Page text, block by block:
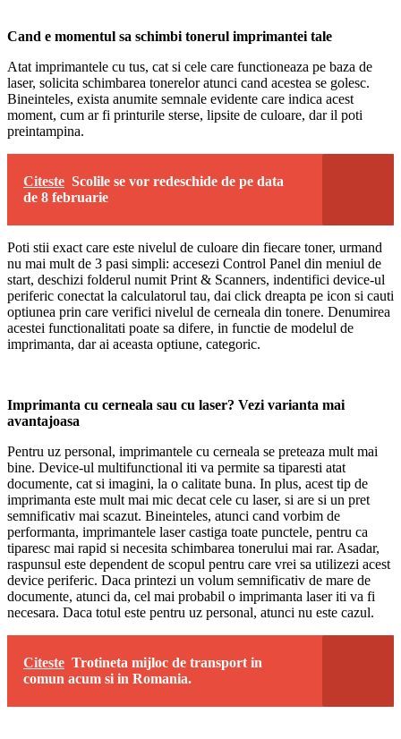
Cand e momentul sa schimbi tonerul imprimantei tale
Atat imprimantele cu tus, cat si cele care functioneaza pe baza de
laser, solicita schimbarea tonerelor atunci cand acestea se golesc.
Bineinteles, exista anumite semnale evidente care indica acest
moment, cum ar fi printurile sterse, lipsite de culoare, dar il poti
preintampina.
Citeste Scolile se vor redeschide de pe data
de 8 februarie
Poti stii exact care este nivelul de culoare din fiecare toner, urmand
nu mai mult de 3 pasi simpli: accesezi Control Panel din meniul de
start, deschizi folderul numit Print & Scanners, indentifici device-ul
periferic conectat la calculatorul tau, dai click dreapta pe icon si cauti
optiunea prin care verifici nivelul de cerneala din tonere. Denumirea
acestei functionalitati poate sa difere, in functie de modelul de
imprimanta, dar ai aceasta optiune, categoric.
Imprimanta cu cerneala sau cu laser? Vezi varianta mai
avantajoasa
Pentru uz personal, imprimantele cu cerneala se preteaza mult mai
bine. Device-ul multifunctional iti va permite sa tiparesti atat
documente, cat si imagini, la o calitate buna. In plus, acest tip de
imprimanta este mult mai mic decat cele cu laser, si are si un pret
semnificativ mai scazut. Bineinteles, atunci cand vorbim de
performanta, imprimantele laser castiga toate punctele, pentru ca
tiparesc mai rapid si necesita schimbarea tonerului mai rar. Asadar,
raspunsul este dependent de scopul pentru care vrei sa utilizezi acest
device periferic. Daca printezi un volum semnificativ de mare de
documente, atunci da, cel mai probabil o imprimanta laser iti va fi
necesara. Daca totul este pentru uz personal, atunci nu este cazul.
Citeste Trotineta mijloc de transport in
comun acum si in Romania.